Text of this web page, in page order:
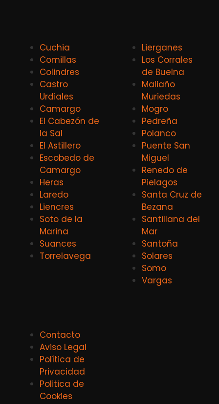
Cuchia
Comillas
Colindres
Castro
Urdiales
Camargo
El Cabezón de
la Sal
El Astillero
Escobedo de
Camargo
Heras
Laredo
Liencres
Soto de la
Marina
Suances
Torrelavega
Lierganes
Los Corrales
de Buelna
Maliaño
Muriedas
Mogro
Pedreña
Polanco
Puente San
Miguel
Renedo de
Pielagos
Santa Cruz de
Bezana
Santillana del
Mar
Santoña
Solares
Somo
Vargas
Contacto
Aviso Legal
Política de
Privacidad
Politica de
Cookies